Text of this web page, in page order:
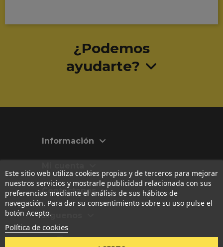
¿Podemos
ayudarte?
Información
Contáctanos
Este sitio web utiliza cookies propias y de terceros para mejorar
nuestros servicios y mostrarle publicidad relacionada con sus
preferencias mediante el análisis de sus hábitos de
navegación. Para dar su consentimiento sobre su uso pulse el
botón Acepto.
Política de cookies
Síguenos